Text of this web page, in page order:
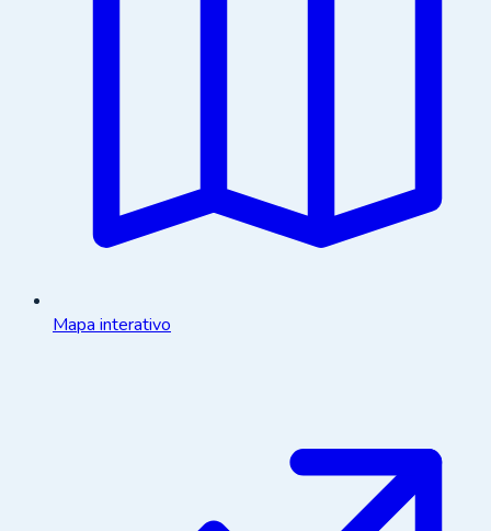
Mapa interativo